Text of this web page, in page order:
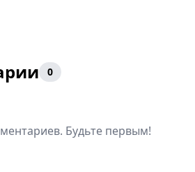
0
Будьте первым!